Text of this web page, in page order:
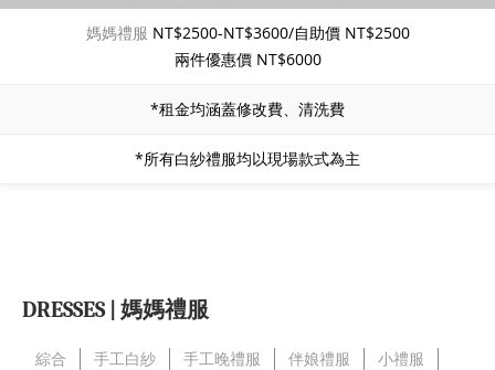
媽媽禮服 NT$2500-NT$3600/自助價 NT$2500
兩件優惠價 NT$6000
*租金均涵蓋修改費、清洗費
*所有白紗禮服均以現場款式為主
DRESSES | 媽媽禮服
綜合 手工白紗 手工晚禮服 伴娘禮服
小禮服